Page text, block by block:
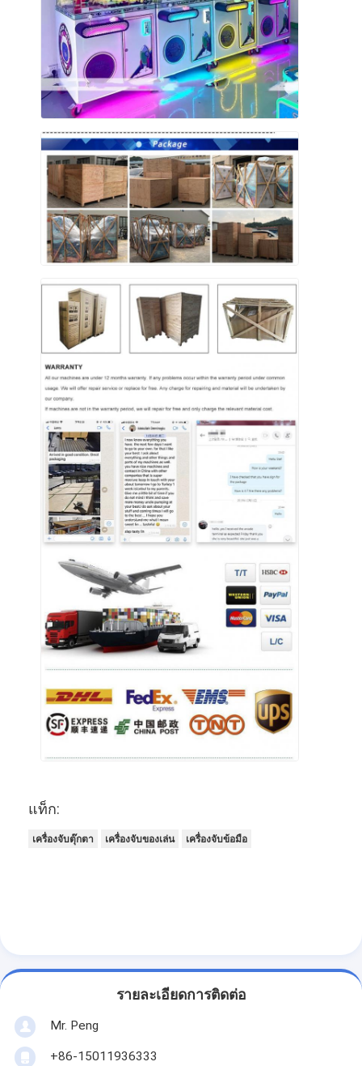
แท็ก:
เครื่องจับตุ๊กตา เครื่องจับของเล่น เครื่องจับข้อมือ
รายละเอียดการติดต่อ
Mr. Peng
+86-15011936333